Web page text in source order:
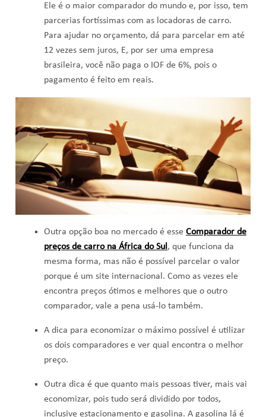
Ele é o maior comparador do mundo e, por isso, tem
parcerias fortíssimas com as locadoras de carro.
Para ajudar no orçamento, dá para parcelar em até
12 vezes sem juros, E, por ser uma empresa
brasileira, você não paga o IOF de 6%, pois o
pagamento é feito em reais.
Outra opção boa no mercado é esse Comparador de
preços de carro na África do Sul, que funciona da
mesma forma, mas não é possível parcelar o valor
porque é um site internacional. Como as vezes ele
encontra preços ótimos e melhores que o outro
comparador, vale a pena usá-lo também.
A dica para economizar o máximo possível é utilizar
os dois comparadores e ver qual encontra o melhor
preço.
Outra dica é que quanto mais pessoas tiver, mais vai
economizar, pois tudo será dividido por todos,
inclusive estacionamento e gasolina. A gasolina lá é